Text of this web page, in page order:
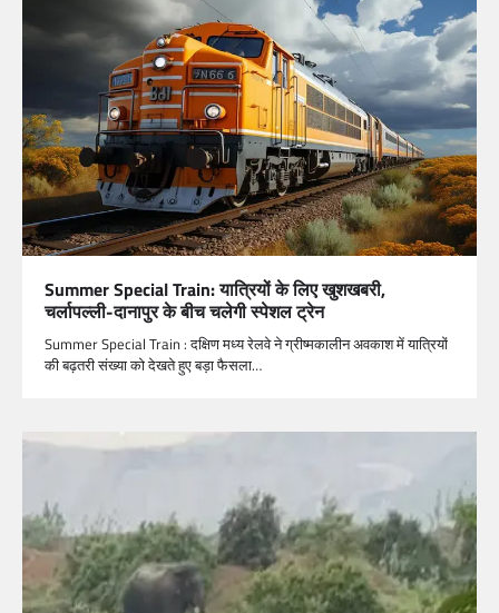
Summer Special Train: यात्रियों के लिए खुशखबरी,
चर्लापल्ली-दानापुर के बीच चलेगी स्पेशल ट्रेन
Summer Special Train : दक्षिण मध्य रेलवे ने ग्रीष्मकालीन अवकाश में यात्रियों
की बढ़तरी संख्या को देखते हुए बड़ा फैसला…